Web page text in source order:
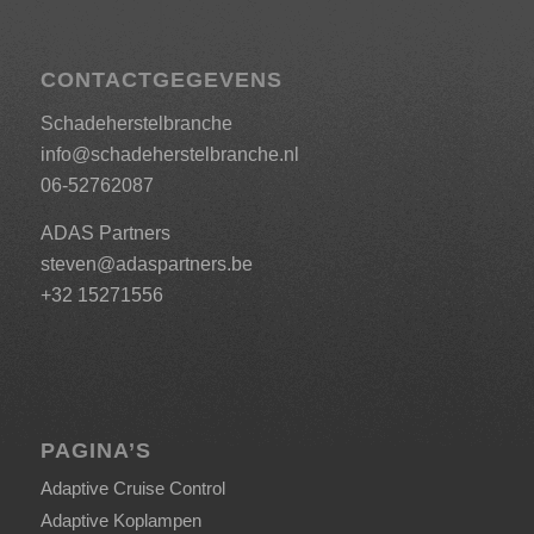
CONTACTGEGEVENS
Schadeherstelbranche
info@schadeherstelbranche.nl
06-52762087
ADAS Partners
steven@adaspartners.be
+32 15271556
PAGINA’S
Adaptive Cruise Control
Adaptive Koplampen